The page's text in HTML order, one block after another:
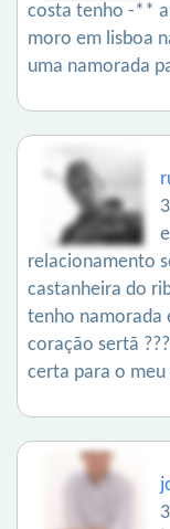
costa tenho -**
moro em lisboa
uma namorada
relacionamento
castanheira do
tenho namorada
coração sertã
certa para o meu